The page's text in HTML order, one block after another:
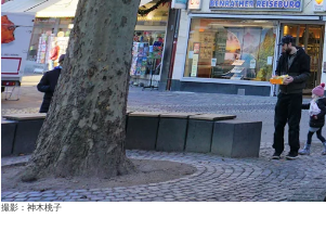
撮影：神木桃子